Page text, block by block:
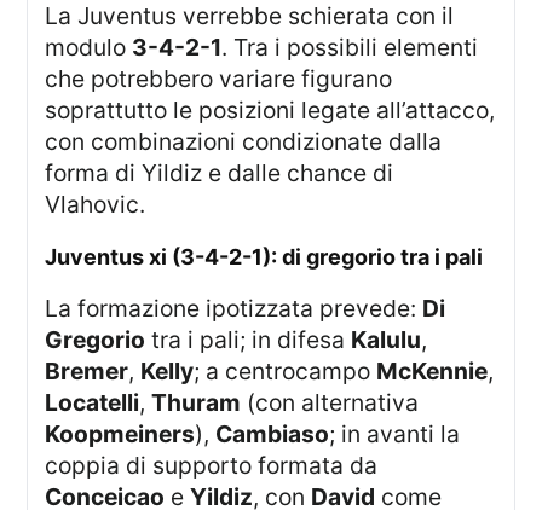
La Juventus verrebbe schierata con il
modulo 3-4-2-1. Tra i possibili elementi
che potrebbero variare figurano
soprattutto le posizioni legate all’attacco,
con combinazioni condizionate dalla
forma di Yildiz e dalle chance di
Vlahovic.
juventus xi (3-4-2-1): di gregorio tra i pali
La formazione ipotizzata prevede: Di
Gregorio tra i pali; in difesa Kalulu,
Bremer, Kelly; a centrocampo McKennie,
Locatelli,Thuram (con alternativa
Koopmeiners), Cambiaso; in avanti la
coppia di supporto formata da
Conceicao eYildiz, con David come